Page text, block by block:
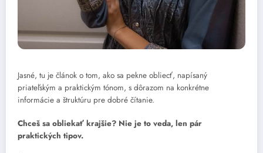
Jasné, tu je článok o tom, ako sa pekne obliecť, napísaný
priateľským a praktickým tónom, s dôrazom na konkrétne
informácie a štruktúru pre dobré čítanie.
Chceš sa obliekať krajšie? Nie je to veda, len pár
praktických tipov.